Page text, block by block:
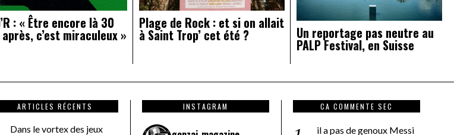
: « Être encore là 30
c’est miraculeux »
Plage de Rock : et si on allait
à Saint Trop’ cet été ? Un reportage pas neutre au
PALP Festival, en Suisse
ARTICLES RÉCENTS
Dans le vortex des jeux
INSTAGRAM CA COMMENTE SEC
il a pas de genoux Messi